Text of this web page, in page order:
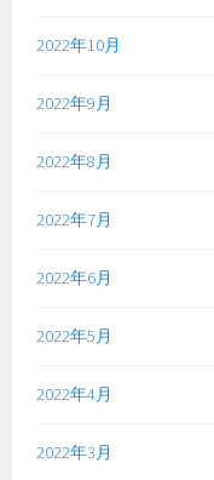
2022年10月
2022年9月
2022年8月
2022年7月
2022年6月
2022年5月
2022年4月
2022年3月